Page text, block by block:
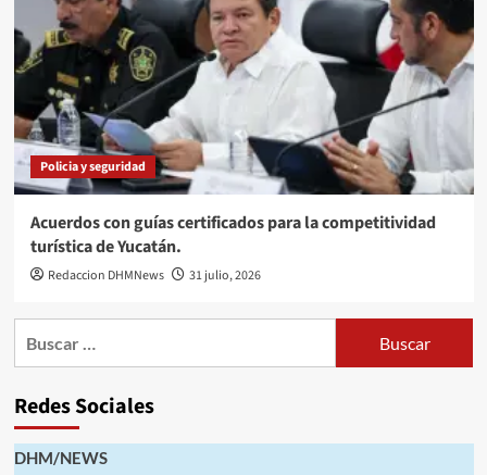
Policia y seguridad
Acuerdos con guías certificados para la competitividad
turística de Yucatán.
Redaccion DHMNews 31 julio, 2026
Redes Sociales
DHM/NEWS